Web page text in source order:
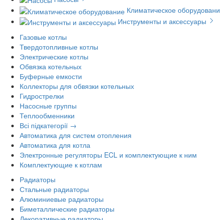
Климатическое
Инструменты и аксессуары
Газовые котлы
Твердотопливные котлы
Электрические котлы
Обвязка котельных
Буферные емкости
Коллекторы для обвязки котельных
Гидрострелки
Насосные группы
Теплообменники
Всі підкатегорії →
Автоматика для систем отопления
Автоматика для котла
Электронные регуляторы ECL и комплектующие к ним
Комплектующие к котлам
Радиаторы
Стальные радиаторы
Алюминиевые радиаторы
Биметаллические радиаторы